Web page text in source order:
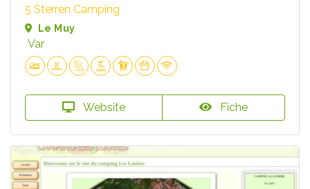
5 Sterren Camping
Le Muy
Var
Website Fiche